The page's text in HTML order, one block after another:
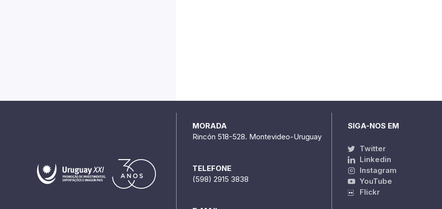
MORADA
Rincón 518-528. Montevideo-Uruguay
TELEFONE
(598) 2915 3838
SIGA-NOS EM
Twitter
Linkedin
Instagram
YouTube
Flickr